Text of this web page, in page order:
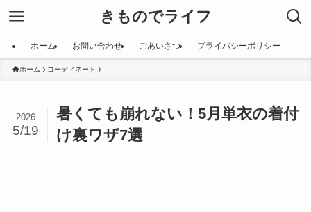
きものでライフ
ホーム お問い合わせ ごあいさつ プライバシーポリシー
ホーム コーディネート
暑くても崩れない！5月単衣の着付
け裏ワザ7選
2026
5/19